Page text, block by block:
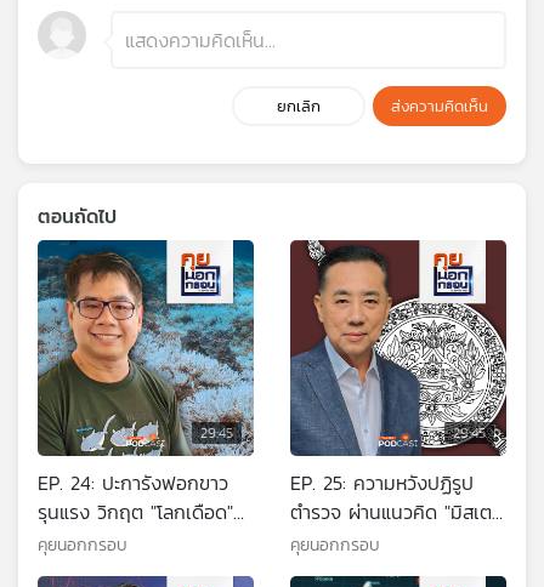
ยกเลิก ส่งความคิดเห็น
ตอนถัดไป
29:45
EP. 24: ปะการังฟอกขาว
รุนแรง วิกฤต "โลกเดือด"
สะเทือนท้องทะเลไทย
คุยนอกกรอบ
29:45
EP. 25: ความหวังปฏิรูป
ตำรวจ ผ่านแนวคิด "มิสเต
อร์คลีน" ท่ามกลางความสิ้น
ศรัทธาในสายตาประชาชน
คุยนอกกรอบ